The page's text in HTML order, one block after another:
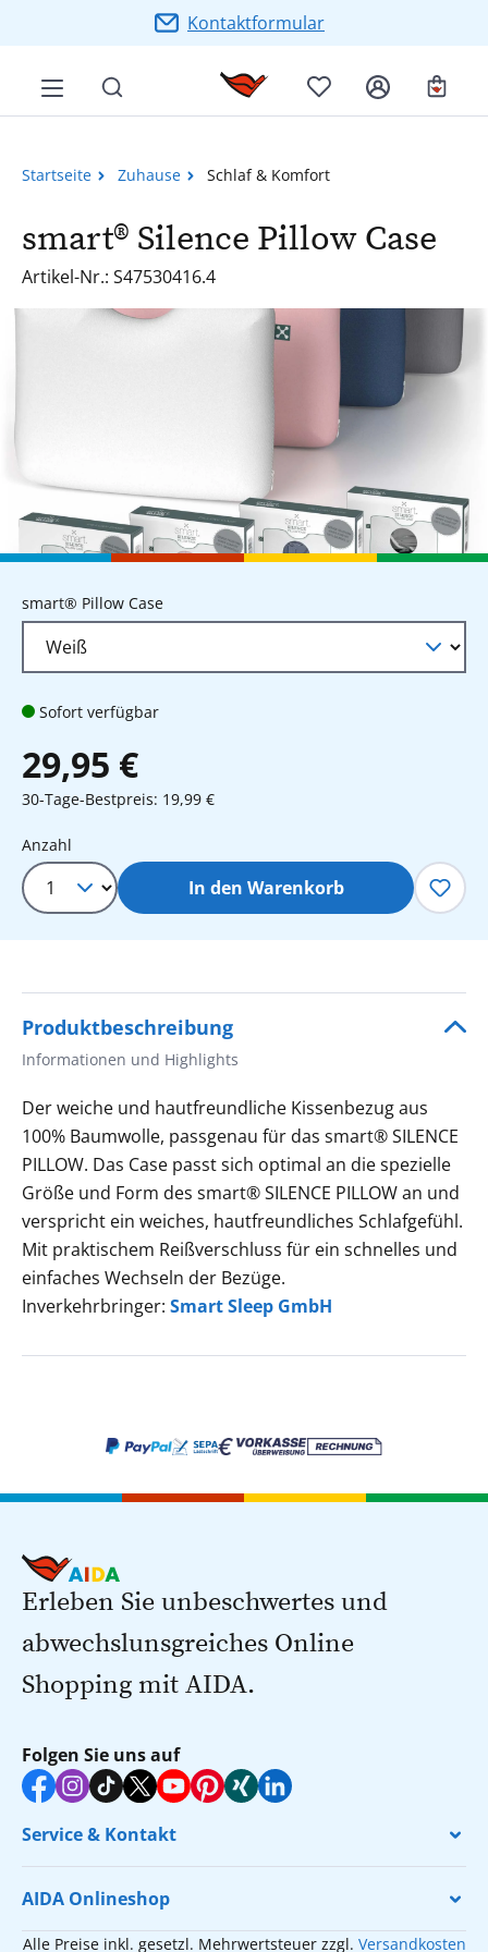
Zum Hauptinhalt springenKontaktformular
Startseite Zuhause Schlaf & Komfort
smart® Silence Pillow Case
Artikel-Nr.: S47530416.4
Bildergalerie überspringen
smart® Pillow Caseauswählen
Sofort verfügbar
29,95 €
30-Tage-Bestpreis: 19,99 €
Produkt Anzahl: Gib den
Anzahl
In den Warenkorb
Produktbeschreibung
Informationen und Highlights
Der weiche und hautfreundliche Kissenbezug aus
100% Baumwolle, passgenau für das smart® SILENCE
PILLOW. Das Case passt sich optimal an die spezielle
Größe und Form des smart® SILENCE PILLOW an und
verspricht ein weiches, hautfreundliches Schlafgefühl.
Mit praktischem Reißverschluss für ein schnelles und
einfaches Wechseln der Bezüge.
Inverkehrbringer: Smart Sleep GmbH
Erleben Sie unbeschwertes und
abwechslunsgreiches Online
Shopping mit AIDA.
Folgen Sie uns auf
Service & Kontakt
AIDA Onlineshop
Alle Preise inkl. gesetzl. Mehrwertsteuer zzgl. Versandkosten